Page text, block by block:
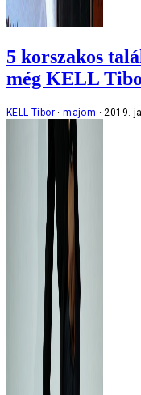
5 korszakos
még KELL
KELL Tibor majom 2019.